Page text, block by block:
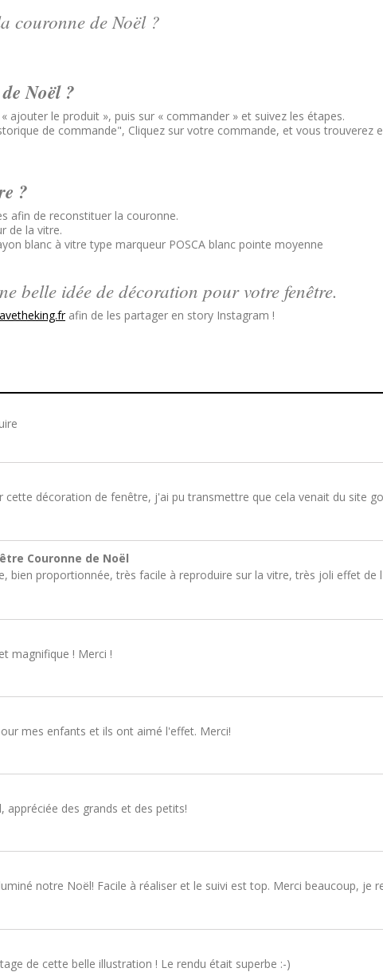
couronne de Noël ?
Noël ?
ajouter le produit », puis sur « commander » et suivez les étapes.
de commande", Cliquez sur votre commande, et vous trouverez
?
afin de reconstituer la couronne.
de la vitre.
blanc à vitre type marqueur POSCA blanc pointe moyenne
ne belle idée de décoration pour votre fenêtre.
afin de les partager en story Instagram !
cette décoration de fenêtre, j'ai pu transmettre que cela venait du site
Couronne de Noël
bien proportionnée, très facile à reproduire sur la vitre, très joli effet de
magnifique ! Merci !
mes enfants et ils ont aimé l'effet. Merci!
appréciée des grands et des petits!
notre Noël! Facile à réaliser et le suivi est top. Merci beaucoup, je
de cette belle illustration ! Le rendu était superbe :-)